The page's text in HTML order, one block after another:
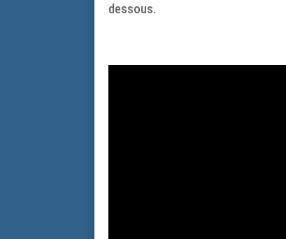
dessous.